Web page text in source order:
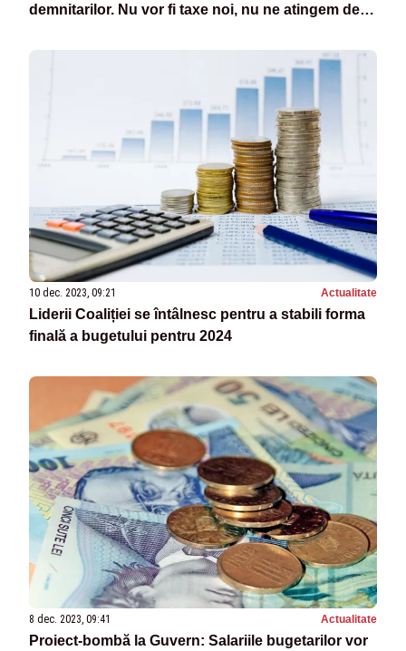
demnitarilor. Nu vor fi taxe noi, nu ne atingem de
10 dec. 2023, 09:21 Actualitate
Liderii Coaliției se întâlnesc pentru a stabili forma
finală a bugetului pentru 2024
8 dec. 2023, 09:41 Actualitate
Proiect-bombă la Guvern: Salariile bugetarilor vor